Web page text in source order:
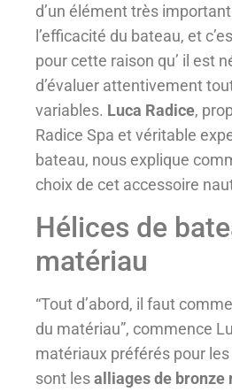
d’un élément très
l’efficacité du bateau, et
pour cette raison qu’ il est
d’évaluer attentivement
variables. Luca Radice,
Radice Spa et véritable
bateau, nous explique
choix de cet accessoire
Hélices de
matériau
“Tout d’abord, il faut
du matériau”, commence
matériaux préférés pour
sont lesalliages de bronze